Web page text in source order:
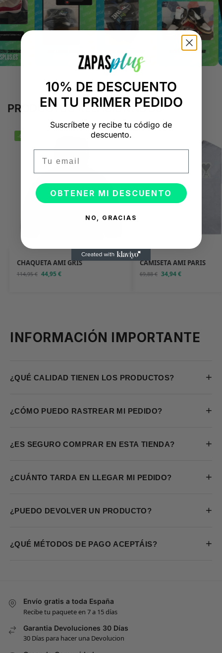
PRODUCTOS RELACIONADOS
-61%
CHAQUETA AMI GRIS
114,95€ 44,95€
CAMISETA AMI PARIS
69,88€ 34,94€
INFORMACIÓN IMPORTANTE
¿QUÉ CALIDAD TIENEN LOS PRODUCTOS? +
¿CÓMO PUEDO RASTREAR MI PEDIDO? +
¿ES SEGURO COMPRAR EN ESTA TIENDA? +
¿CUÁNTO TARDA EN LLEGAR MI PEDIDO? +
¿PUEDO DEVOLVER UN PRODUCTO? +
¿QUÉ MÉTODOS DE PAGO ACEPTÁIS? +
Envío gratis a toda España
Recibe tu paquete en 7 a 15 días
Garantia Devoluciones 30 Días
30 Días para hacer una Devolucion
10% DE DESCUENTO
EN TU PRIMER PEDIDO
Suscríbete y recibe tu código de
descuento.
OBTENER MI DESCUENTO
NO, GRACIAS